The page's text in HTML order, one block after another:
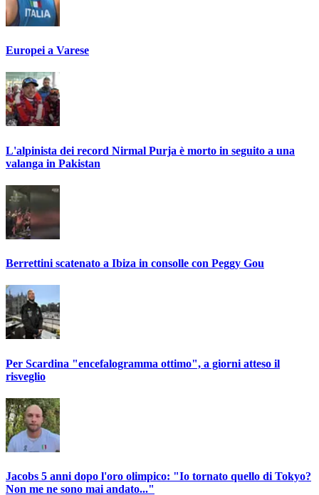
Europei a Varese
L'alpinista dei record Nirmal Purja è morto in seguito a una
valanga in Pakistan
Berrettini scatenato a Ibiza in consolle con Peggy Gou
Per Scardina "encefalogramma ottimo", a giorni atteso il
risveglio
Jacobs 5 anni dopo l'oro olimpico: "Io tornato quello di Tokyo?
Non me ne sono mai andato..."